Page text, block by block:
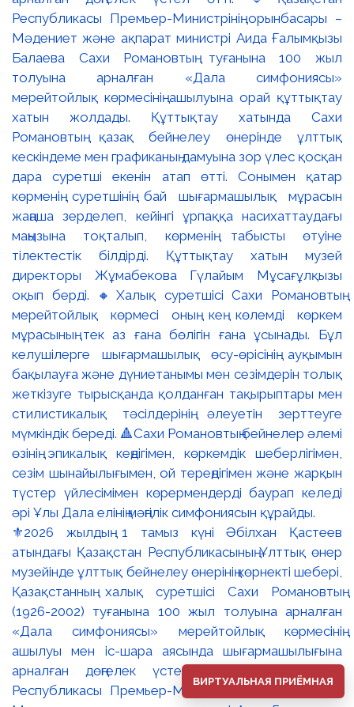
⚜️2026 жылдың 1 тамыз күні Әбілхан Қастеев
атындағы Қазақстан Республикасының Ұлттық өнер
музейінде ұлттық бейнелеу өнерінің көрнекті шебері,
Қазақстанның халық суретшісі Сахи Романовтың
(1926-2002) туғанына 100 жыл толуына арналған
«Дала симфониясы» мерейтойлық көрмесінің
ашылуы мен іс-шара аясында шығармашылығына
арналған дөңгелек үстел өтті. 🔹Қазақстан
Республикасы Премьер-Министрінің орынбасары –
ВИРТУАЛЬНАЯ ПРИЁМНАЯ